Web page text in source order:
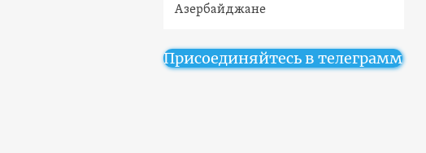
Азербайджане
Присоединяйтесь в телеграмм